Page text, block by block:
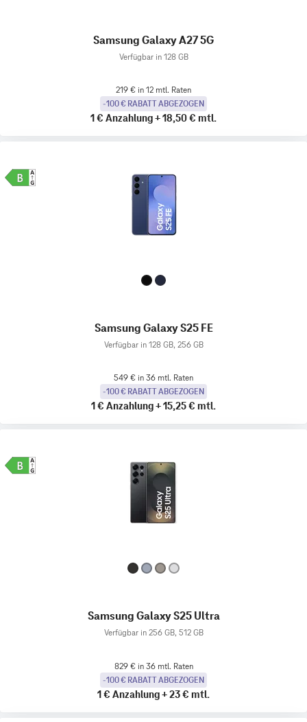
Samsung Galaxy A27 5G
Verfügbar in 128 GB
219 € in 12 mtl. Raten
-100 € RABATT ABGEZOGEN
1 € Anzahlung+18,50 € mtl.
Samsung Galaxy S25 FE
Verfügbar in 128 GB, 256 GB
549 € in 36 mtl. Raten
-100 € RABATT ABGEZOGEN
1 € Anzahlung+15,25 € mtl.
Samsung Galaxy S25 Ultra
Verfügbar in 256 GB, 512 GB
829 € in 36 mtl. Raten
-100 € RABATT ABGEZOGEN
1 € Anzahlung+23 € mtl.